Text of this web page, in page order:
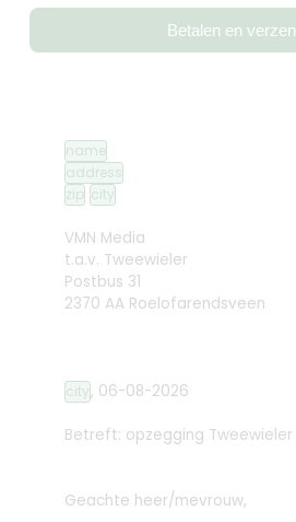
Betalen en
name
address
zip city
VMN Media
t.a.v. Tweewieler
Postbus 31
2370 AA Roelofarendsveen
city, 06-08-2026
Betreft: opzegging Tweewieler
Geachte heer/mevrouw,